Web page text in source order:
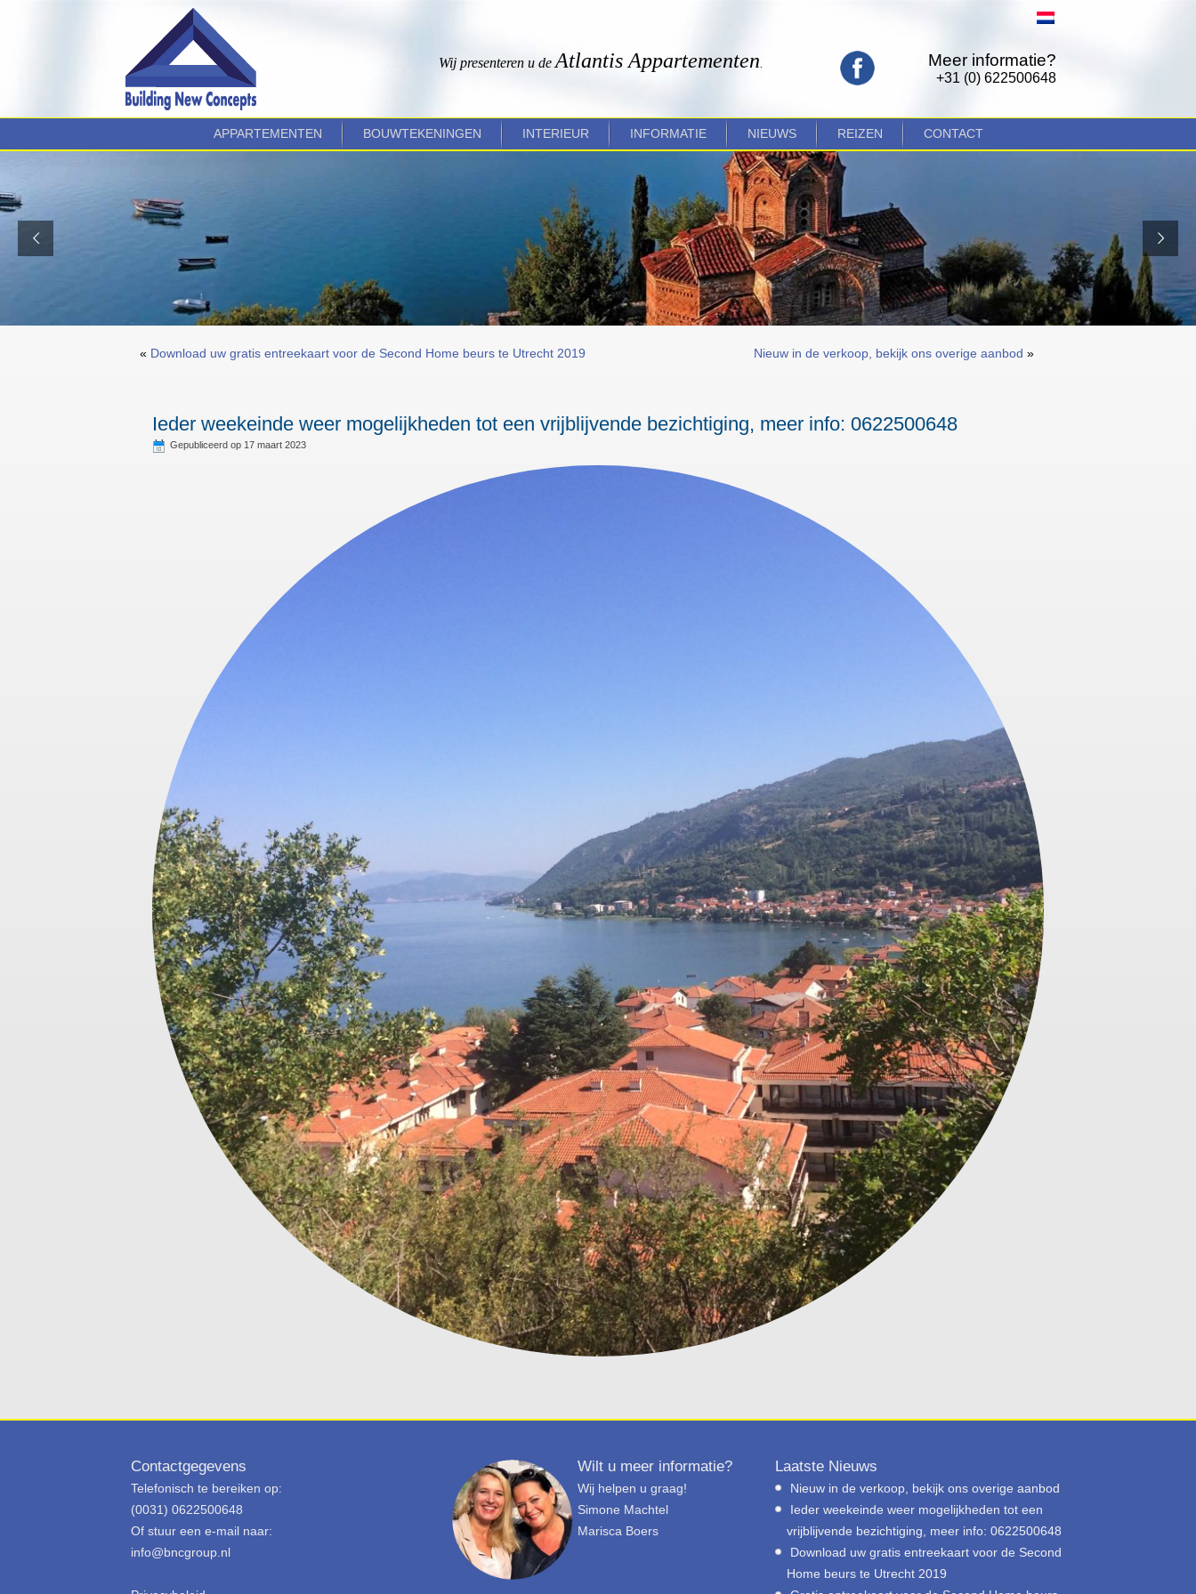
Wij presenteren u de Atlantis Appartementen Meer informatie?
+31 (0) 622500648
APPARTEMENTEN BOUWTEKENINGEN INTERIEUR INFORMATIE NIEUWS REIZEN CONTACT
« Download uw gratis entreekaart voor de Second Home beurs te Utrecht 2019 Nieuw in de verkoop, bekijk ons overige aanbod »
Ieder weekeinde weer mogelijkheden tot een vrijblijvende bezichtiging, meer info: 0622500648
Gepubliceerd op 17 maart 2023
Contactgegevens
Telefonisch te bereiken op:
(0031) 0622500648
Of stuur een e-mail naar:
info@bncgroup.nl
Wilt u meer informatie?
Wij helpen u graag!
Simone Machtel
Marisca Boers
Laatste Nieuws
Nieuw in de verkoop, bekijk ons overige aanbod
Ieder weekeinde weer mogelijkheden tot een
vrijblijvende bezichtiging, meer info: 0622500648
Download uw gratis entreekaart voor de Second
Home beurs te Utrecht 2019